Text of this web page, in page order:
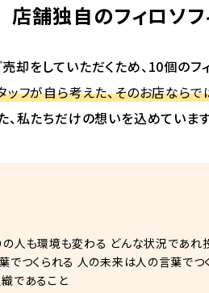
店舗独自のフィロソフ
をしていただくため、10個のフ
フが自ら考えた、そのお店ならで
私たちだけの想いを込めています
人も環境も変わる どんな状況であれ
つくられる 人の未来は人の言葉でつ
であること